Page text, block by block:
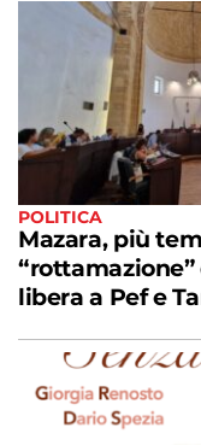
POLITICA
Mazara, più
libera a Pef e